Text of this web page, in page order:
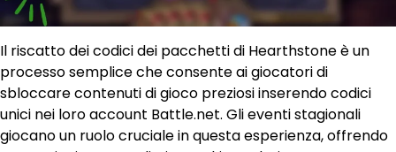
Il riscatto dei codici dei pacchetti di Hearthstone è un
processo semplice che consente ai giocatori di
sbloccare contenuti di gioco preziosi inserendo codici
unici nei loro account Battle.net. Gli eventi stagionali
giocano un ruolo cruciale in questa esperienza, offrendo